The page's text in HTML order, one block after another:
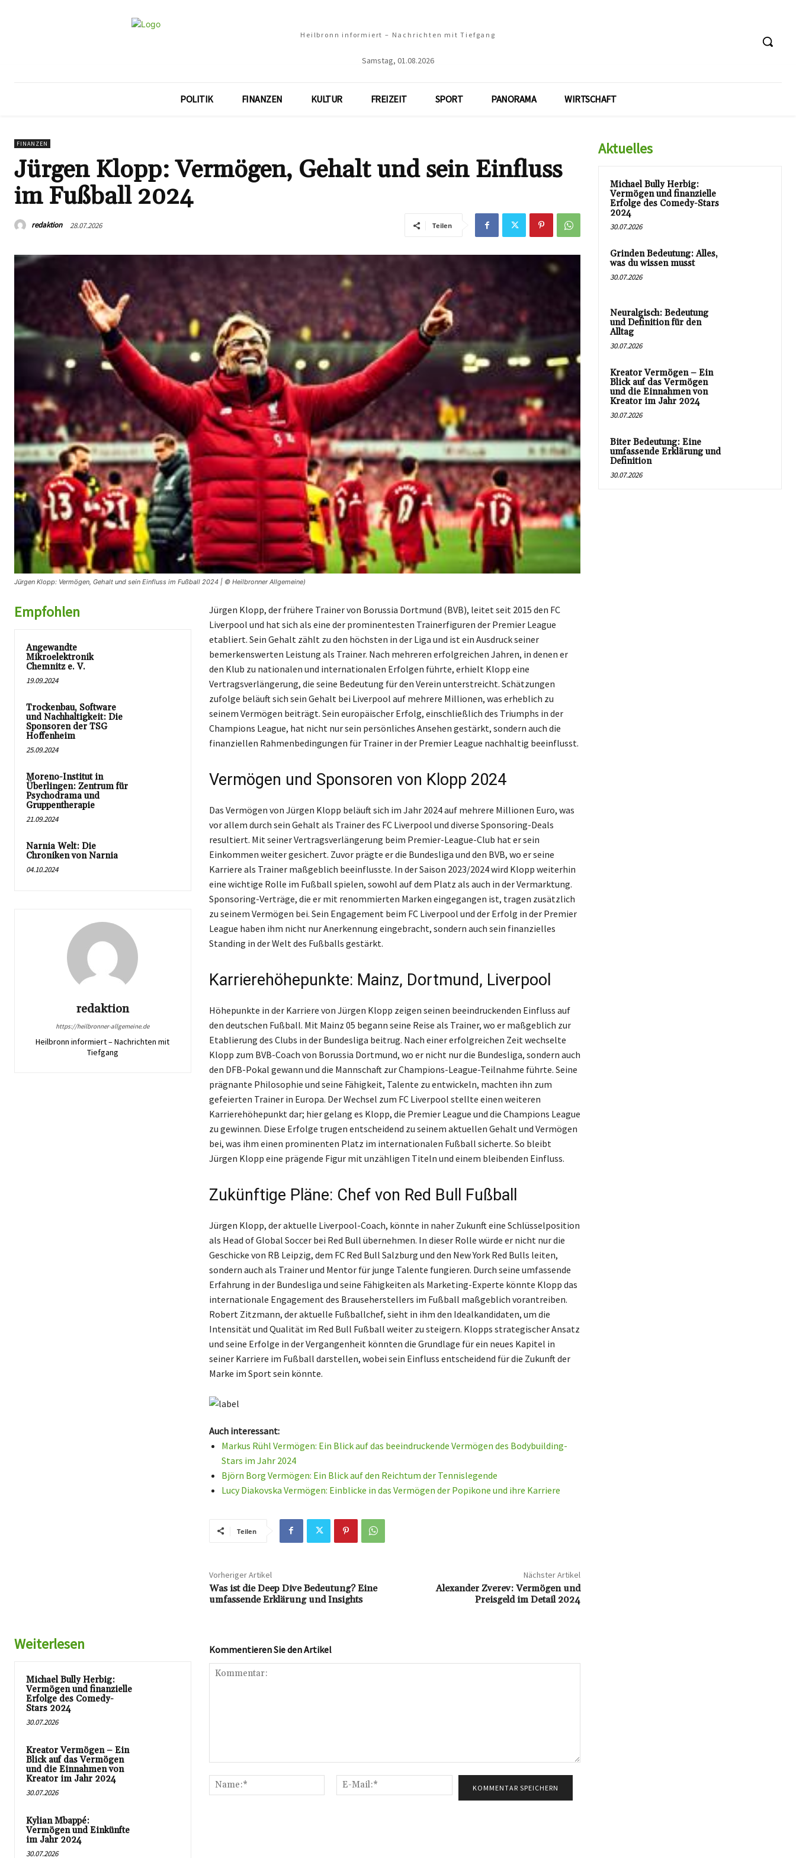
Heilbronn informiert – Nachrichten mit Tiefgang
Samstag, 01.08.2026
POLITIK FINANZEN KULTUR FREIZEIT SPORT PANORAMA WIRTSCHAFT
FINANZEN
Jürgen Klopp: Vermögen, Gehalt und sein Einfluss
im Fußball 2024
redaktion 28.07.2026 Teilen
Jürgen Klopp: Vermögen, Gehalt und sein Einfluss im Fußball 2024 | © Heilbronner Allgemeine)
Empfohlen
Angewandte
Mikroelektronik
Chemnitz e. V.
19.09.2024
Trockenbau, Software
und Nachhaltigkeit: Die
Sponsoren der TSG
Hoffenheim
25.09.2024
Moreno-Institut in
Überlingen: Zentrum für
Psychodrama und
Gruppentherapie
21.09.2024
Narnia Welt: Die
Chroniken von Narnia
04.10.2024
redaktion
https://heilbronner-allgemeine.de
Heilbronn informiert – Nachrichten mit
Tiefgang
Jürgen Klopp, der frühere Trainer von Borussia Dortmund (BVB), leitet seit 2015 den FC
Liverpool und hat sich als eine der prominentesten Trainerfiguren der Premier League
etabliert. Sein Gehalt zählt zu den höchsten in der Liga und ist ein Ausdruck seiner
bemerkenswerten Leistung als Trainer. Nach mehreren erfolgreichen Jahren, in denen er
den Klub zu nationalen und internationalen Erfolgen führte, erhielt Klopp eine
Vertragsverlängerung, die seine Bedeutung für den Verein unterstreicht. Schätzungen
zufolge beläuft sich sein Gehalt bei Liverpool auf mehrere Millionen, was erheblich zu
seinem Vermögen beiträgt. Sein europäischer Erfolg, einschließlich des Triumphs in der
Champions League, hat nicht nur sein persönliches Ansehen gestärkt, sondern auch die
finanziellen Rahmenbedingungen für Trainer in der Premier League nachhaltig beeinflusst.
Vermögen und Sponsoren von Klopp 2024
Das Vermögen von Jürgen Klopp beläuft sich im Jahr 2024 auf mehrere Millionen Euro, was
vor allem durch sein Gehalt als Trainer des FC Liverpool und diverse Sponsoring-Deals
resultiert. Mit seiner Vertragsverlängerung beim Premier-League-Club hat er sein
Einkommen weiter gesichert. Zuvor prägte er die Bundesliga und den BVB, wo er seine
Karriere als Trainer maßgeblich beeinflusste. In der Saison 2023/2024 wird Klopp weiterhin
eine wichtige Rolle im Fußball spielen, sowohl auf dem Platz als auch in der Vermarktung.
Sponsoring-Verträge, die er mit renommierten Marken eingegangen ist, tragen zusätzlich
zu seinem Vermögen bei. Sein Engagement beim FC Liverpool und der Erfolg in der Premier
League haben ihm nicht nur Anerkennung eingebracht, sondern auch sein finanzielles
Standing in der Welt des Fußballs gestärkt.
Karrierehöhepunkte: Mainz, Dortmund, Liverpool
Höhepunkte in der Karriere von Jürgen Klopp zeigen seinen beeindruckenden Einfluss auf
den deutschen Fußball. Mit Mainz 05 begann seine Reise als Trainer, wo er maßgeblich zur
Etablierung des Clubs in der Bundesliga beitrug. Nach einer erfolgreichen Zeit wechselte
Klopp zum BVB-Coach von Borussia Dortmund, wo er nicht nur die Bundesliga, sondern auch
den DFB-Pokal gewann und die Mannschaft zur Champions-League-Teilnahme führte. Seine
prägnante Philosophie und seine Fähigkeit, Talente zu entwickeln, machten ihn zum
gefeierten Trainer in Europa. Der Wechsel zum FC Liverpool stellte einen weiteren
Karrierehöhepunkt dar; hier gelang es Klopp, die Premier League und die Champions League
zu gewinnen. Diese Erfolge trugen entscheidend zu seinem aktuellen Gehalt und Vermögen
bei, was ihm einen prominenten Platz im internationalen Fußball sicherte. So bleibt
Jürgen Klopp eine prägende Figur mit unzähligen Titeln und einem bleibenden Einfluss.
Zukünftige Pläne: Chef von Red Bull Fußball
Jürgen Klopp, der aktuelle Liverpool-Coach, könnte in naher Zukunft eine Schlüsselposition
als Head of Global Soccer bei Red Bull übernehmen. In dieser Rolle würde er nicht nur die
Geschicke von RB Leipzig, dem FC Red Bull Salzburg und den New York Red Bulls leiten,
sondern auch als Trainer und Mentor für junge Talente fungieren. Durch seine umfassende
Erfahrung in der Bundesliga und seine Fähigkeiten als Marketing-Experte könnte Klopp das
internationale Engagement des Brauseherstellers im Fußball maßgeblich vorantreiben.
Robert Zitzmann, der aktuelle Fußballchef, sieht in ihm den Idealkandidaten, um die
Intensität und Qualität im Red Bull Fußball weiter zu steigern. Klopps strategischer Ansatz
und seine Erfolge in der Vergangenheit könnten die Grundlage für ein neues Kapitel in
seiner Karriere im Fußball darstellen, wobei sein Einfluss entscheidend für die Zukunft der
Marke im Sport sein könnte.
Auch interessant:
Markus Rühl Vermögen: Ein Blick auf das beeindruckende Vermögen des Bodybuilding-
Stars im Jahr 2024
Björn Borg Vermögen: Ein Blick auf den Reichtum der Tennislegende
Lucy Diakovska Vermögen: Einblicke in das Vermögen der Popikone und ihre Karriere
Teilen
Vorheriger Artikel
Was ist die Deep Dive Bedeutung? Eine
umfassende Erklärung und Insights
Nächster Artikel
Alexander Zverev: Vermögen und
Preisgeld im Detail 2024
Weiterlesen
Michael Bully Herbig:
Vermögen und finanzielle
Erfolge des Comedy-
Stars 2024
30.07.2026
Kreator Vermögen – Ein
Blick auf das Vermögen
und die Einnahmen von
Kreator im Jahr 2024
30.07.2026
Kylian Mbappé:
Vermögen und Einkünfte
im Jahr 2024
30.07.2026
Kommentieren Sie den Artikel
Name:*
Mail:*
Aktuelles
Michael Bully Herbig:
Vermögen und finanzielle
Erfolge des Comedy-Stars
2024
30.07.2026
Grinden Bedeutung: Alles,
was du wissen musst
30.07.2026
Neuralgisch: Bedeutung
und Definition für den
Alltag
30.07.2026
Kreator Vermögen – Ein
Blick auf das Vermögen
und die Einnahmen von
Kreator im Jahr 2024
30.07.2026
Biter Bedeutung: Eine
umfassende Erklärung und
Definition
30.07.2026